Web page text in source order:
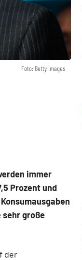
Foto: Getty Images
immer
Prozent und
sehr große
der